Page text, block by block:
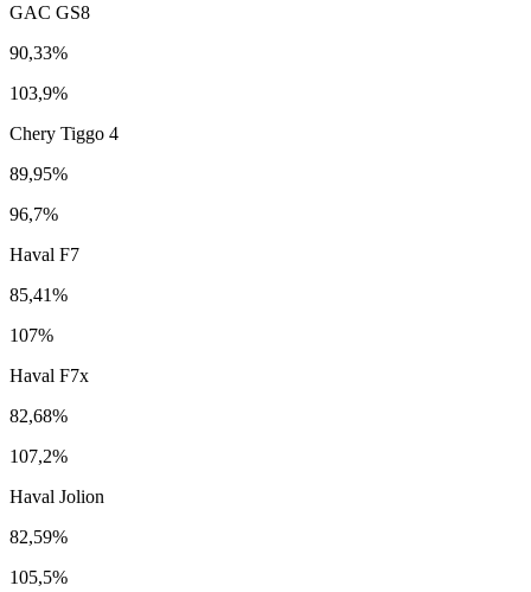
GAC GS8
90,33%
103,9%
Chery Tiggo 4
89,95%
96,7%
Haval F7
85,41%
107%
Haval F7x
82,68%
107,2%
Haval Jolion
82,59%
105,5%